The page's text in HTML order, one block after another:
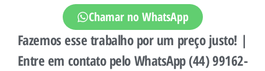
Chamar no WhatsApp
Fazemos esse trabalho por um preço justo! |
Entre em contato pelo WhatsApp (44) 99162-